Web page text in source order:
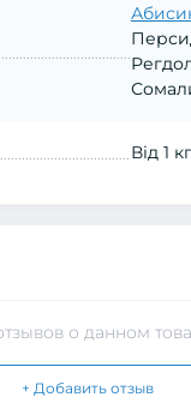
Від 1
о данном
+ Добавить отзыв